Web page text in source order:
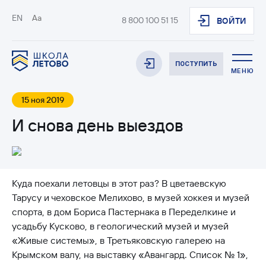
EN Aa 8 800 100 51 15 ВОЙТИ
ПОСТУПИТЬ
МЕНЮ
15 ноя 2019
И снова день выездов
Куда поехали летовцы в этот раз? В цветаевскую
Тарусу и чеховское Мелихово, в музей хоккея и музей
спорта, в дом Бориса Пастернака в Переделкине и
усадьбу Кусково, в геологический музей и музей
«Живые системы», в Третьяковскую галерею на
Крымском валу, на выставку «Авангард. Список № 1»,